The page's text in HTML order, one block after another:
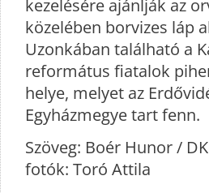
kezelésére ajánlják az
közelében borvizes láp
Uzonkában található a
református fiatalok
helye, melyet az
Egyházmegye tart fenn.
Szöveg: Boér Hunor /
fotók: Toró Attila